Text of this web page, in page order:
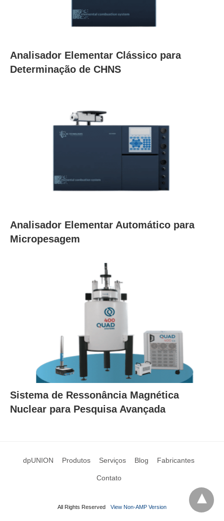
Analisador Elementar Clássico para
Determinação de CHNS
Analisador Elementar Automático para
Micropesagem
Sistema de Ressonância Magnética
Nuclear para Pesquisa Avançada
dpUNION Produtos Serviços Blog Fabricantes
Contato
All Rights Reserved View Non-AMP Version